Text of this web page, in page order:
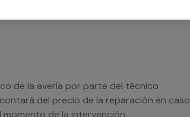
de la avería por parte del técnico
del precio de la reparación en caso
de la intervención.